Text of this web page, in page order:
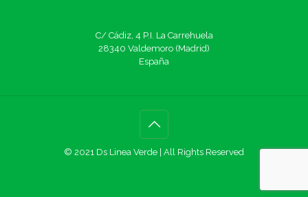
C/ Cádiz, 4 P.I. La Carrehuela
28340 Valdemoro (Madrid)
España
© 2021 Ds Linea Verde | All Rights Reserved